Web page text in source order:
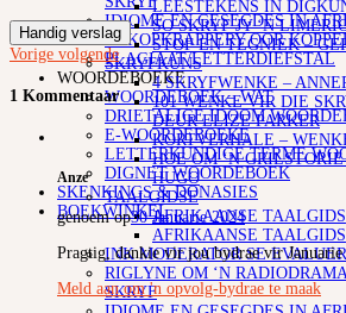
IDIOME EN GESEGDES IN
‘N KOPKRAPPERY OOR
PLAGIAAT/LETTERDIEFSTAL
WOORDEBOEKE
WOORDEBOEK – WAT
DRIETALIGE IDOOM
E-WOORDEBOEKE
LETTERKUNDIGE TERME
DIGNET WOORDEBOEK
SKENKINGS & DONASIES
BOEKWINKEL
LEESTEKENS IN
SO SKRYF JY ‘N
STOF EN TEGNIEK –
SKRYFKUNS
4 SKRYFWENKE –
101 WENKE VIR DIE
DEUR ELIZE PARKER
KORTVERHALE –
HOE OM ‘N
HUGO
TAALGIDSE
AFRIKAANSE TAALGIDS
AFRIKAANSE TAALGIDS
INK MODERATOR SE
RIGLYNE OM ‘N
SKRYF
Handig verslag
Vorige volgende
1 Kommentaar
Anze
genoem op30 Januarie 2024
Pragtig, dankie vir jou bydrae vir
Meld aan om 'n opvolg-bydrae te maak